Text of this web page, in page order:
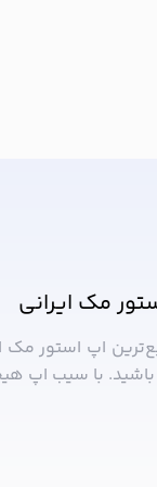
مک ایرانی
اپ استور مک
با سیب ‌اپ